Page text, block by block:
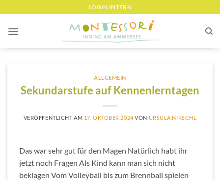
springen
LOGIN INTERN
ALLGEMEIN
Sekundarstufe auf Kennenlerntagen
VERÖFFENTLICHT AM 17. OKTOBER 2024VON URSULA NIRSCHL
Das war sehr gut für den Magen Natürlich habt ihr
jetzt noch Fragen Als Kind kann man sich nicht
beklagen Vom Volleyball bis zum Brennball spielen